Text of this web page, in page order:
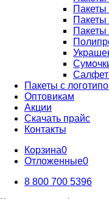
Пакеты
Пакеты
Пакеты
Пакеты с
Оптовикам
Акции
Скачать прайс
Контакты
Корзина0
Отложенные0
8 800 700 5396